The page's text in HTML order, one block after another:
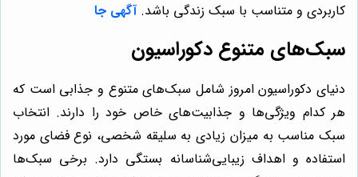
کاربردی و متناسب با سبک زندگی باشد.آگهی جا
سبک‌های متنوع دکوراسیون
دنیای دکوراسیون امروز شامل سبک‌های متنوع و جذابی است که
هر کدام ویژگی‌ها و جذابیت‌های خاص خود را دارند. انتخاب
سبک مناسب به میزان زیادی به سلیقه شخصی، نوع فضای مورد
استفاده و اهداف زیبایی‌شناسانه بستگی دارد. برخی سبک‌ها